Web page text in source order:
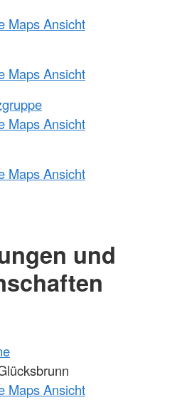
Maps Ansicht
Maps Ansicht
Maps Ansicht
Maps Ansicht
und
Maps Ansicht